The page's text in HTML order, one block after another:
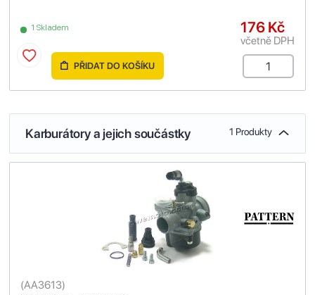
1 Skladem 176 Kč
včetně DPH
PŘIDAT DO KOŠÍKU
Karburátory a jejich součástky 1 Produkty
(AA3613)